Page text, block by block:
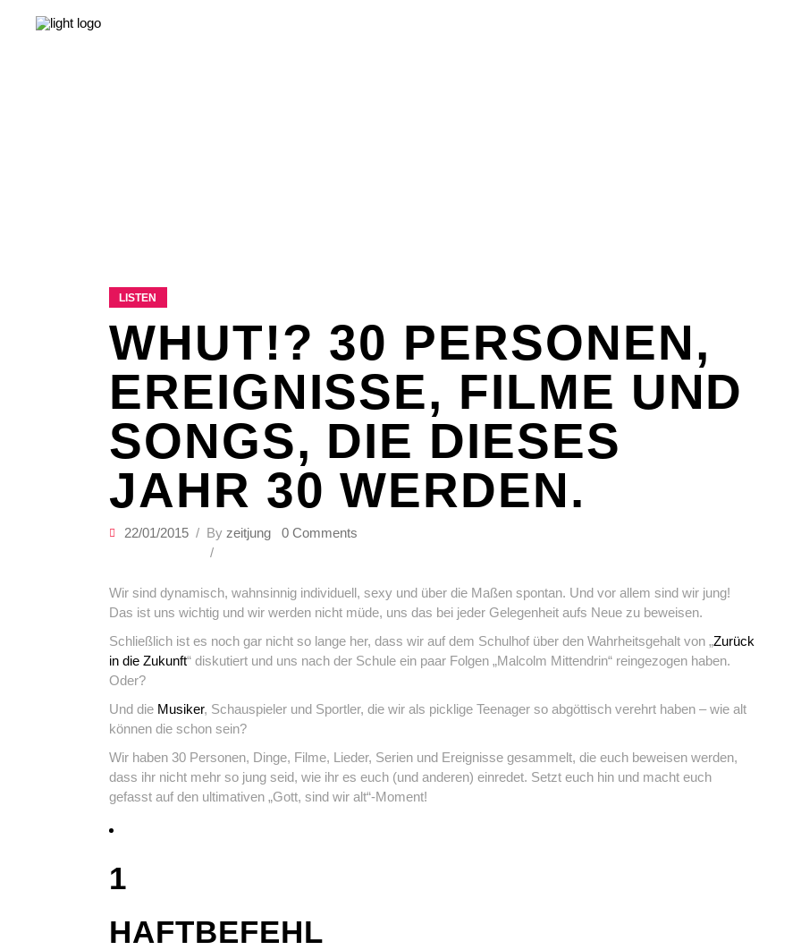
LISTEN
WHUT!? 30 PERSONEN,
EREIGNISSE, FILME UND
SONGS, DIE DIESES
JAHR 30 WERDEN.
22/01/2015 By zeitjung 0 Comments
Wir sind dynamisch, wahnsinnig individuell, sexy und über die Maßen spontan. Und vor allem sind wir jung!
Das ist uns wichtig und wir werden nicht müde, uns das bei jeder Gelegenheit aufs Neue zu beweisen.
Schließlich ist es noch gar nicht so lange her, dass wir auf dem Schulhof über den Wahrheitsgehalt von „Zurück
in die Zukunft“ diskutiert und uns nach der Schule ein paar Folgen „Malcolm Mittendrin“ reingezogen haben.
Oder?
Und die Musiker, Schauspieler und Sportler, die wir als picklige Teenager so abgöttisch verehrt haben – wie alt
können die schon sein?
Wir haben 30 Personen, Dinge, Filme, Lieder, Serien und Ereignisse gesammelt, die euch beweisen werden,
dass ihr nicht mehr so jung seid, wie ihr es euch (und anderen) einredet. Setzt euch hin und macht euch
gefasst auf den ultimativen „Gott, sind wir alt“-Moment!
1
HAFTBEFEHL